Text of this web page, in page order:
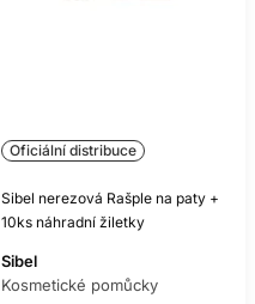
Oficiální distribuce
Sibel nerezová Rašple na paty +
10ks náhradní žiletky
Sibel
Kosmetické pomůcky